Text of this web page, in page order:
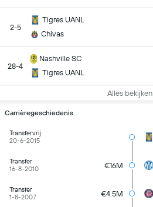
2-5
Tigres UANL
Chivas
28-4
Nashville SC
Tigres UANL
Alles bekijken
Carrièregeschiedenis
Transfervrij
20-6-2015
Transfer
16-8-2010
€16M
Transfer
1-8-2007
€4.5M